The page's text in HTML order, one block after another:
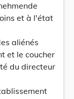
et à l'état
aliénés
et le coucher
du directeur